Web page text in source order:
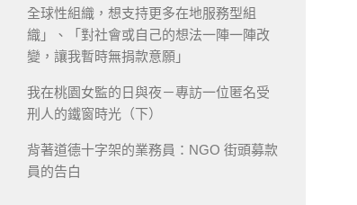
全球性組織，想支持更多在地服務型組
織」、「對社會或自己的想法一陣一陣改
變，讓我暫時無捐款意願」
我在桃園女監的日與夜－專訪一位匿名受
刑人的鐵窗時光（下）
背著道德十字架的業務員：NGO 街頭募款
員的告白